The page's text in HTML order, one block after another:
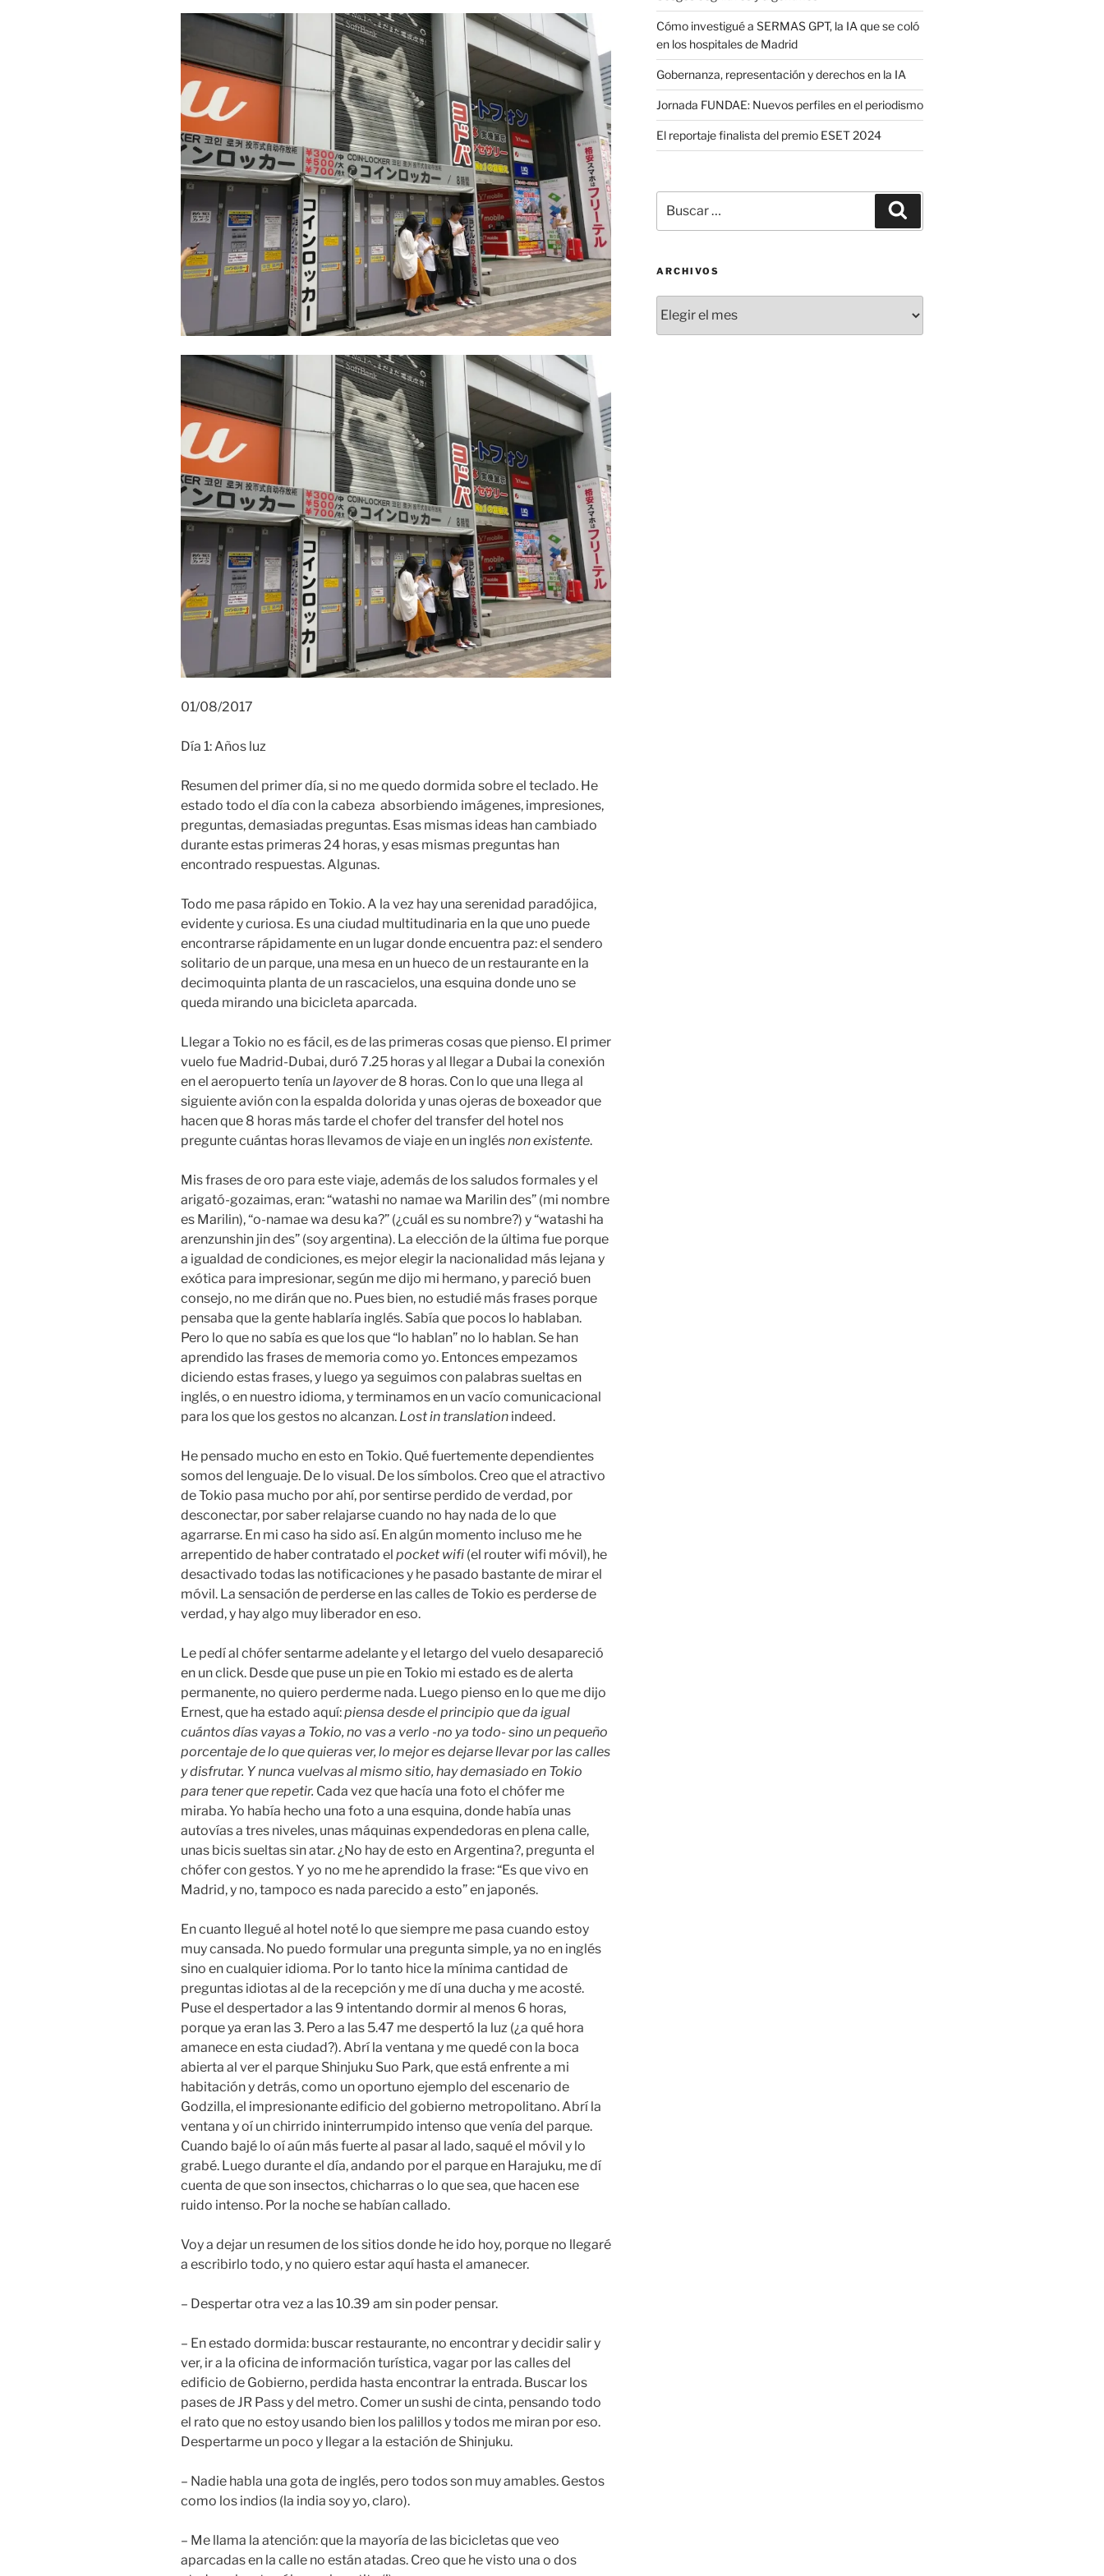
01/08/2017
Día 1: Años luz
Resumen del primer día, si no me quedo dormida sobre el teclado. He
estado todo el día con la cabeza absorbiendo imágenes, impresiones,
preguntas, demasiadas preguntas. Esas mismas ideas han cambiado
durante estas primeras 24 horas, y esas mismas preguntas han
encontrado respuestas. Algunas.
Todo me pasa rápido en Tokio. A la vez hay una serenidad paradójica,
evidente y curiosa. Es una ciudad multitudinaria en la que uno puede
encontrarse rápidamente en un lugar donde encuentra paz: el sendero
solitario de un parque, una mesa en un hueco de un restaurante en la
decimoquinta planta de un rascacielos, una esquina donde uno se
queda mirando una bicicleta aparcada.
Llegar a Tokio no es fácil, es de las primeras cosas que pienso. El primer
vuelo fue Madrid-Dubai, duró 7.25 horas y al llegar a Dubai la conexión
en el aeropuerto tenía unlayoverde 8 horas. Con lo que una llega al
siguiente avión con la espalda dolorida y unas ojeras de boxeador que
hacen que 8 horas más tarde el chofer del transfer del hotel nos
pregunte cuántas horas llevamos de viaje en un inglésnon existente.
Mis frases de oro para este viaje, además de los saludos formales y el
arigató-gozaimas, eran: “watashi no namae wa Marilin des” (mi nombre
es Marilin), “o-namae wa desu ka?” (¿cuál es su nombre?) y “watashi ha
arenzunshin jin des” (soy argentina). La elección de la última fue porque
a igualdad de condiciones, es mejor elegir la nacionalidad más lejana y
exótica para impresionar, según me dijo mi hermano, y pareció buen
consejo, no me dirán que no. Pues bien, no estudié más frases porque
pensaba que la gente hablaría inglés. Sabía que pocos lo hablaban.
Pero lo que no sabía es que los que “lo hablan” no lo hablan. Se han
aprendido las frases de memoria como yo. Entonces empezamos
diciendo estas frases, y luego ya seguimos con palabras sueltas en
inglés, o en nuestro idioma, y terminamos en un vacío comunicacional
para los que los gestos no alcanzan. Lost in translation indeed.
He pensado mucho en esto en Tokio. Qué fuertemente dependientes
somos del lenguaje. De lo visual. De los símbolos. Creo que el atractivo
de Tokio pasa mucho por ahí, por sentirse perdido de verdad, por
desconectar, por saber relajarse cuando no hay nada de lo que
agarrarse. En mi caso ha sido así. En algún momento incluso me he
arrepentido de haber contratado el pocket wifi (el router wifi móvil), he
desactivado todas las notificaciones y he pasado bastante de mirar el
móvil. La sensación de perderse en las calles de Tokio es perderse de
verdad, y hay algo muy liberador en eso.
Le pedí al chófer sentarme adelante y el letargo del vuelo desapareció
en un click. Desde que puse un pie en Tokio mi estado es de alerta
permanente, no quiero perderme nada. Luego pienso en lo que me dijo
Ernest, que ha estado aquí:piensa desde el principio que da igual
cuántos días vayas a Tokio, no vas a verlo -no ya todo- sino un pequeño
porcentaje de lo que quieras ver, lo mejor es dejarse llevar por las calles
y disfrutar. Y nunca vuelvas al mismo sitio, hay demasiado en Tokio
para tener que repetir. Cada vez que hacía una foto el chófer me
miraba. Yo había hecho una foto a una esquina, donde había unas
autovías a tres niveles, unas máquinas expendedoras en plena calle,
unas bicis sueltas sin atar. ¿No hay de esto en Argentina?, pregunta el
chófer con gestos. Y yo no me he aprendido la frase: “Es que vivo en
Madrid, y no, tampoco es nada parecido a esto” en japonés.
En cuanto llegué al hotel noté lo que siempre me pasa cuando estoy
muy cansada. No puedo formular una pregunta simple, ya no en inglés
sino en cualquier idioma. Por lo tanto hice la mínima cantidad de
preguntas idiotas al de la recepción y me dí una ducha y me acosté.
Puse el despertador a las 9 intentando dormir al menos 6 horas,
porque ya eran las 3. Pero a las 5.47 me despertó la luz (¿a qué hora
amanece en esta ciudad?). Abrí la ventana y me quedé con la boca
abierta al ver el parque Shinjuku Suo Park, que está enfrente a mi
habitación y detrás, como un oportuno ejemplo del escenario de
Godzilla, el impresionante edificio del gobierno metropolitano. Abrí la
ventana y oí un chirrido ininterrumpido intenso que venía del parque.
Cuando bajé lo oí aún más fuerte al pasar al lado, saqué el móvil y lo
grabé. Luego durante el día, andando por el parque en Harajuku, me dí
cuenta de que son insectos, chicharras o lo que sea, que hacen ese
ruido intenso. Por la noche se habían callado.
Voy a dejar un resumen de los sitios donde he ido hoy, porque no llegaré
a escribirlo todo, y no quiero estar aquí hasta el amanecer.
– Despertar otra vez a las 10.39 am sin poder pensar.
– En estado dormida: buscar restaurante, no encontrar y decidir salir y
ver, ir a la oficina de información turística, vagar por las calles del
edificio de Gobierno, perdida hasta encontrar la entrada. Buscar los
pases de JR Pass y del metro. Comer un sushi de cinta, pensando todo
el rato que no estoy usando bien los palillos y todos me miran por eso.
Despertarme un poco y llegar a la estación de Shinjuku.
– Nadie habla una gota de inglés, pero todos son muy amables. Gestos
como los indios (la india soy yo, claro).
– Me llama la atención: que la mayoría de las bicicletas que veo
aparcadas en la calle no están atadas. Creo que he visto una o dos
Cómo investigué a SERMAS GPT, la IA que se coló
en los hospitales de Madrid
Gobernanza, representación y derechos en la IA
Jornada FUNDAE: Nuevos perfiles en el periodismo
El reportaje finalista del premio ESET 2024
por:
ARCHIVOS